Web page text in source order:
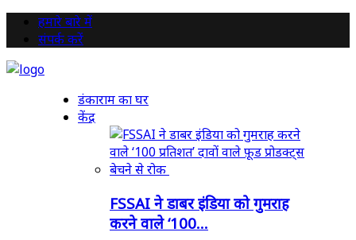
हमारे बारे में
संपर्क करें
डंकाराम का घर
केंद्र
FSSAI ने डाबर इंडिया को गुमराह
करने वाले ‘100...